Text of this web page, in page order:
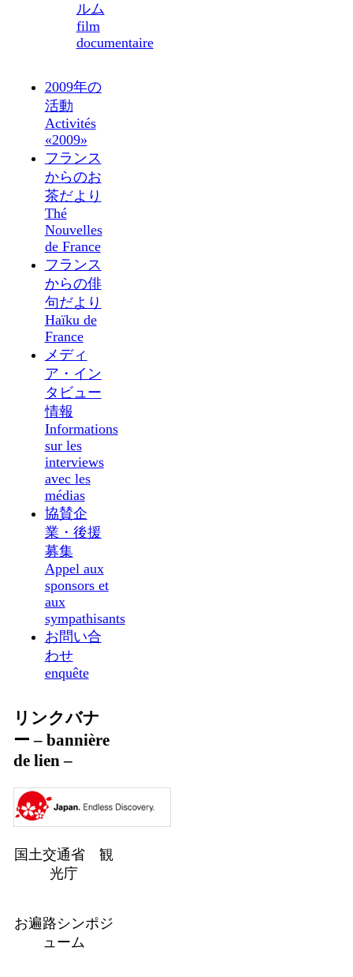
ルム
film
documentaire
2009年の
活動
Activités
«2009»
フランス
からのお
茶だより
Thé
Nouvelles
de France
フランス
からの俳
句だより
Haïku de
France
メディ
ア・イン
タビュー
情報
Informations
sur les
interviews
avec les
médias
協賛企
業・後援
募集
Appel aux
sponsors et
aux
sympathisants
お問い合
わせ
enquête
リンクバナ
ー – bannière
de lien –
国土交通省 観
光庁
お遍路シンポジ
ューム